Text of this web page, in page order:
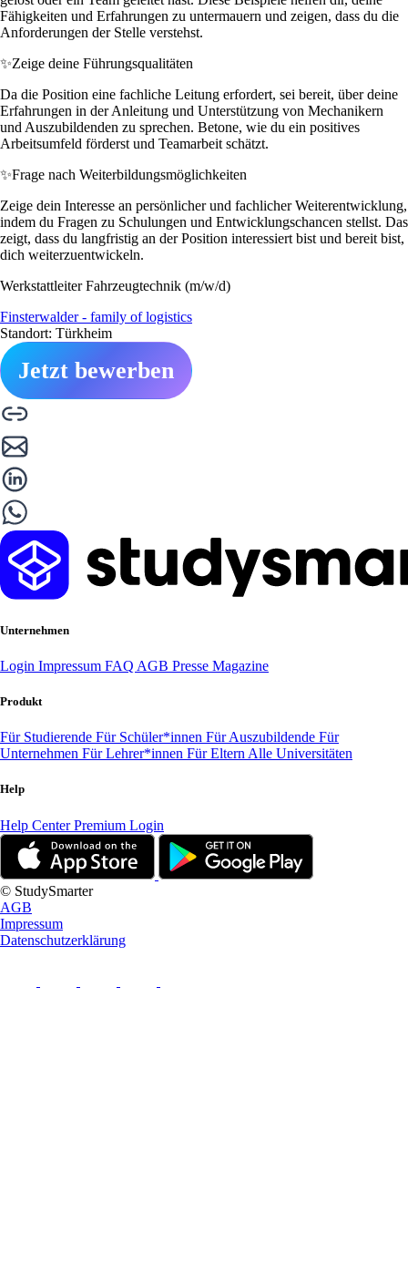
Fähigkeiten und Erfahrungen zu untermauern und zeigen, dass du die
Anforderungen der Stelle verstehst.
✨Zeige deine Führungsqualitäten
Da die Position eine fachliche Leitung erfordert, sei bereit, über deine
Erfahrungen in der Anleitung und Unterstützung von Mechanikern
und Auszubildenden zu sprechen. Betone, wie du ein positives
Arbeitsumfeld förderst und Teamarbeit schätzt.
✨Frage nach Weiterbildungsmöglichkeiten
Zeige dein Interesse an persönlicher und fachlicher Weiterentwicklung,
indem du Fragen zu Schulungen und Entwicklungschancen stellst. Das
zeigt, dass du langfristig an der Position interessiert bist und bereit bist,
dich weiterzuentwickeln.
Werkstattleiter Fahrzeugtechnik (m/w/d)
Finsterwalder - family of logistics
Standort: Türkheim
Jetzt bewerben
Unternehmen
Login Impressum FAQ AGB Presse Magazine
Produkt
Für Studierende Für Schüler*innen Für Auszubildende Für
Unternehmen Für Lehrer*innen Für Eltern Alle Universitäten
Help
Help CenterPremium Login
© StudySmarter
AGB
Impressum
Datenschutzerklärung